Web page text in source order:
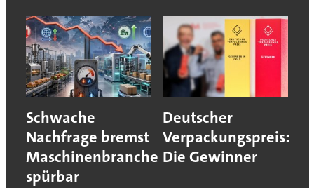
Schwache
Nachfrage bremst
Maschinenbranche
spürbar
Deutscher
Verpackungspreis:
Die Gewinner